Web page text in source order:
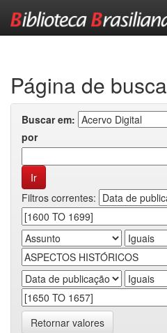
Página de busca
Buscar em:
por
Filtros correntes:
Retornar valores